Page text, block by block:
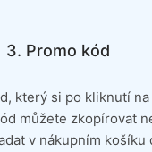
3. Promo kód
který si po kliknutí
můžete zkopírovat
v nákupním košíku